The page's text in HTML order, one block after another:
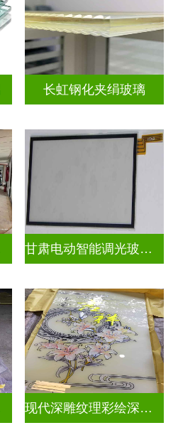
长虹钢化夹绢玻璃
甘肃电动智能调光玻璃批发商
现代深雕纹理彩绘深雕浮雕玻璃